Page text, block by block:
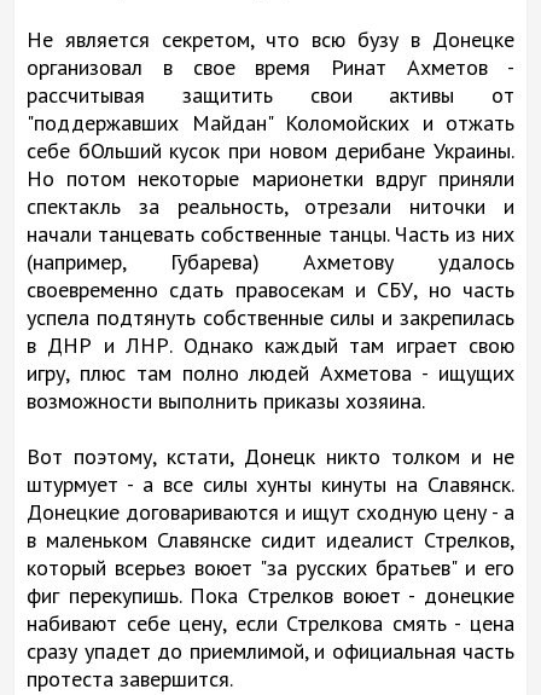
Не является секретом, что всю бузу в Донецке
организовал в свое время Ринат Ахметов -
рассчитывая защитить свои активы от
"поддержавших Майдан" Коломойских и отжать
себе бОльший кусок при новом дерибане Украины.
Но потом некоторые марионетки вдруг приняли
спектакль за реальность, отрезали ниточки и
начали танцевать собственные танцы. Часть из них
(например, Губарева) Ахметову удалось
своевременно сдать правосекам и СБУ, но часть
успела подтянуть собственные силы и закрепилась
в ДНР и ЛНР. Однако каждый там играет свою
игру, плюс там полно людей Ахметова - ищущих
возможности выполнить приказы хозяина.
Вот поэтому, кстати, Донецк никто толком и не
штурмует - а все силы хунты кинуты на Славянск.
Донецкие договариваются и ищут сходную цену - а
в маленьком Славянске сидит идеалист Стрелков,
который всерьез воюет "за русских братьев" и его
фиг перекупишь. Пока Стрелков воюет - донецкие
набивают себе цену, если Стрелкова смять - цена
сразу упадет до приемлимой, и официальная часть
протеста завершится.